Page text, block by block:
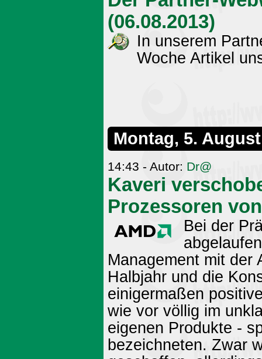
(06.08.2013)
In unserem
Woche Artikel
Montag, 5.
14:43 - Autor: Dr@
Kaveri
Prozessoren
Bei der
Management mit der
Halbjahr und die
einigermaßen
wie vor völlig im
eigenen Produkte -
bezeichneten. Zwar